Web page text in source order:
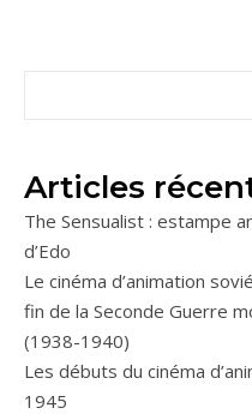
Articles
The Sensualist : estampe
d’Edo
Le cinéma d’animation
fin de la Seconde Guerre
(1938-1940)
Les débuts du cinéma
1945